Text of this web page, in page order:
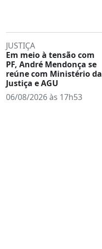
JUSTIÇA
Em meio à tensão com
PF, André Mendonça se
reúne com Ministério da
Justiça e AGU
06/08/2026 às 17h53